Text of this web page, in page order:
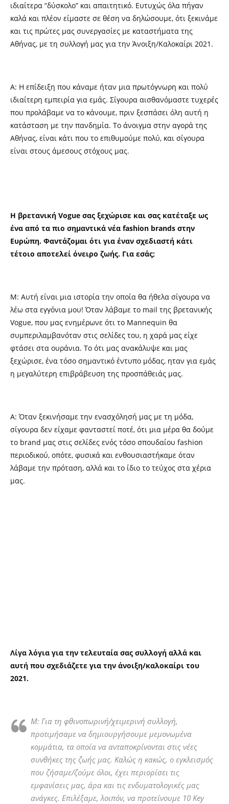
ιδιαίτερα “δύσκολο” και απαιτητικό. Ευτυχώς όλα πήγαν
καλά και πλέον είμαστε σε θέση να δηλώσουμε, ότι ξεκινάμε
και τις πρώτες μας συνεργασίες με καταστήματα της
Αθήνας, με τη συλλογή μας για την Άνοιξη/Καλοκαίρι 2021.
Α: Η επίδειξη που κάναμε ήταν μια πρωτόγνωρη και πολύ
ιδιαίτερη εμπειρία για εμάς. Σίγουρα αισθανόμαστε τυχερές
που προλάβαμε να το κάνουμε, πριν ξεσπάσει όλη αυτή η
κατάσταση με την πανδημία. Το άνοιγμα στην αγορά της
Αθήνας, είναι κάτι που το επιθυμούμε πολύ, και σίγουρα
είναι στους άμεσους στόχους μας.
Η βρετανική Vogue σας ξεχώρισε και σας κατέταξε ως
ένα από τα πιο σημαντικά νέα fashion brands στην
Ευρώπη. Φαντάζομαι ότι για έναν σχεδιαστή κάτι
τέτοιο αποτελεί όνειρο ζωής. Για εσάς;
Μ: Αυτή είναι μια ιστορία την οποία θα ήθελα σίγουρα να
λέω στα εγγόνια μου! Όταν λάβαμε το mail της βρετανικής
Vogue, που μας ενημέρωνε ότι το Mannequin θα
συμπεριλαμβανόταν στις σελίδες του, η χαρά μας είχε
φτάσει στα ουράνια. Το ότι μας ανακάλυψε και μας
ξεχώρισε, ένα τόσο σημαντικό έντυπο μόδας, ηταν για εμάς
η μεγαλύτερη επιβράβευση της προσπάθειάς μας.
Α: Όταν ξεκινήσαμε την ενασχόλησή μας με τη μόδα,
σίγουρα δεν είχαμε φανταστεί ποτέ, ότι μια μέρα θα δούμε
το brand μας στις σελίδες ενός τόσο σπουδαίου fashion
περιοδικού, οπότε, φυσικά και ενθουσιαστήκαμε όταν
λάβαμε την πρόταση, αλλά και το ίδιο το τεύχος στα χέρια
μας.
Λίγα λόγια για την τελευταία σας συλλογή αλλά και
αυτή που σχεδιάζετε για την άνοιξη/καλοκαίρι του
2021.
Μ: Για τη φθινοπωρινή/χειμερινή συλλογή,
προτιμήσαμε να δημιουργήσουμε μεμονωμένα
κομμάτια, τα οποία να ανταποκρίνονται στις νέες
συνθήκες της ζωής μας. Καλώς η κακώς, ο εγκλεισμός
που ζήσαμε/ζούμε όλοι, έχει περιορίσει τις
εμφανίσεις μας, άρα και τις ενδυματολογικές μας
ανάγκες. Επιλέξαμε, λοιπόν, να προτείνουμε 10 Key